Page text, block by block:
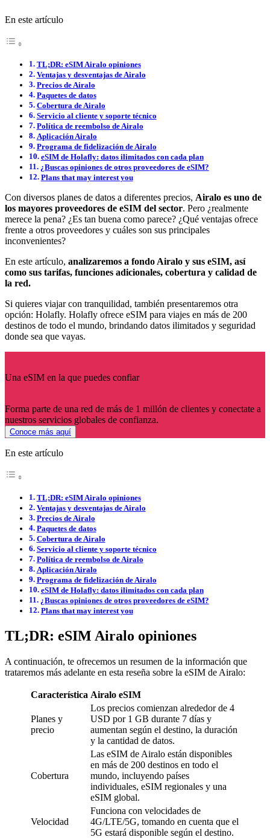
En este artículo
TL;DR: eSIM Airalo opiniones
Ventajas y desventajas de Airalo
Precios de Airalo
Paquetes de datos
Cobertura de Airalo
Servicio al cliente y soporte técnico
Política de reembolso de Airalo
Aplicación Airalo
Programa de fidelización de Airalo
eSIM de Holafly: datos ilimitados con cada plan
¿Buscas opiniones de otros proveedores de eSIM?
Plans that may interest you
Con diversos planes de datos a diferentes precios, Airalo es uno de
los mayores proveedores de eSIM del sector. Pero ¿realmente
merece la pena? ¿Es tan buena como parece? ¿Qué ventajas ofrece
frente a otros proveedores y cuáles son sus principales
inconvenientes?
En este artículo, analizaremos a fondo Airalo y sus eSIM, así
como sus tarifas, funciones adicionales, cobertura y calidad de
la red.
Si quieres viajar con tranquilidad, también presentaremos otra
opción: Holafly. Holafly ofrece eSIM para viajes en más de 200
destinos de todo el mundo, brindando datos ilimitados y seguridad
donde sea que vayas.
Una eSIM en la que puedes confiar
Forma parte de una red de más de 1 millón de clientes y conectate a
nuestros servicios globales de confianza.
Conoce más aquí
En este artículo
TL;DR: eSIM Airalo opiniones
Ventajas y desventajas de Airalo
Precios de Airalo
Paquetes de datos
Cobertura de Airalo
Servicio al cliente y soporte técnico
Política de reembolso de Airalo
Aplicación Airalo
Programa de fidelización de Airalo
eSIM de Holafly: datos ilimitados con cada plan
¿Buscas opiniones de otros proveedores de eSIM?
Plans that may interest you
TL;DR: eSIM Airalo opiniones
A continuación, te ofrecemos un resumen de la información que
trataremos más adelante en esta reseña sobre la eSIM de Airalo:
Característica Airalo eSIM
Planes y
precio
Los precios comienzan alrededor de 4
USD por 1 GB durante 7 días y
aumentan según el destino, la duración
y la cantidad de datos.
Cobertura
Las eSIM de Airalo están disponibles
en más de 200 destinos en todo el
mundo, incluyendo países
individuales, eSIM regionales y una
eSIM global.
Velocidad
Funciona con velocidades de
4G/LTE/5G, tomando en cuenta que el
5G estará disponible según el destino.